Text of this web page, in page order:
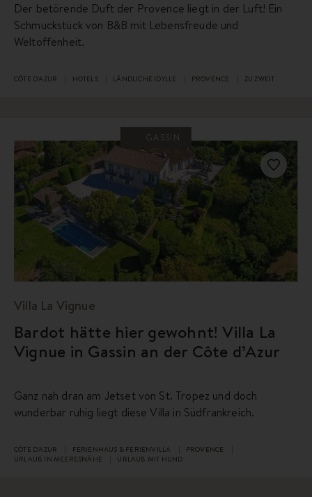
Der betörende Duft der Provence liegt in der Luft! Ein
Schmuckstück von B&B mit Lebensfreude und
Weltoffenheit.
CÔTE D'AZUR HOTELS LÄNDLICHE IDYLLE PROVENCE ZU ZWEIT
GASSIN
Villa La Vignue
Bardot hätte hier gewohnt! Villa La
Vignue in Gassin an der Côte d’Azur
Ganz nah dran am Jetset von St. Tropez und doch
wunderbar ruhig liegt diese Villa in Südfrankreich.
CÔTE D'AZUR FERIENHAUS & FERIENVILLA
PROVENCE
URLAUB IN MEERESNÄHE
URLAUB MIT HUND